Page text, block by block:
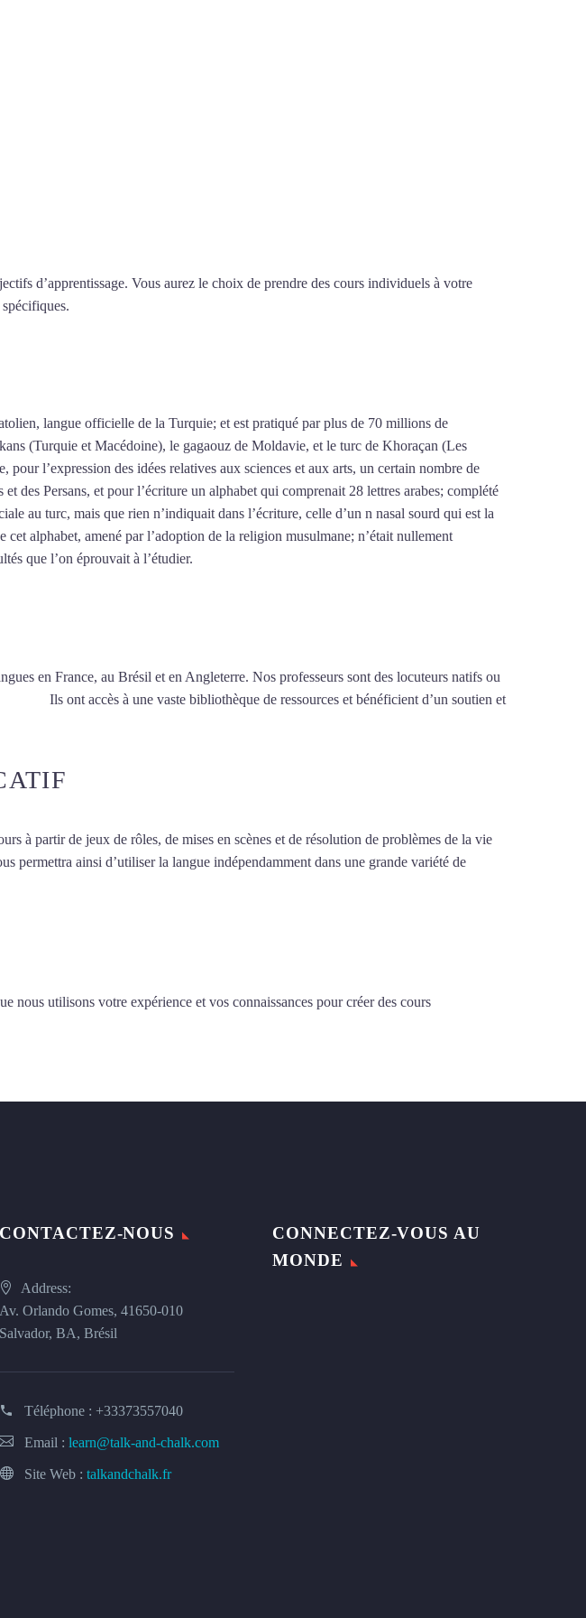
d’apprentissage. Vous aurez le choix de prendre des cours individuels à votre
langue officielle de la Turquie; et est pratiqué par plus de 70 millions de
(Turquie et Macédoine), le gagaouz de Moldavie, et le turc de Khoraçan (Les
l’expression des idées relatives aux sciences et aux arts, un certain nombre de
des Persans, et pour l’écriture un alphabet qui comprenait 28 lettres arabes; complété
au turc, mais que rien n’indiquait dans l’écriture, celle d’un n nasal sourd qui est la
alphabet, amené par l’adoption de la religion musulmane; n’était nullement
que l’on éprouvait à l’étudier.
en France, au Brésil et en Angleterre. Nos professeurs sont des locuteurs natifs ou
Ils ont accès à une vaste bibliothèque de ressources et bénéficient d’un soutien et
à partir de jeux de rôles, de mises en scènes et de résolution de problèmes de la vie
ainsi d’utiliser la langue indépendamment dans une grande variété de
nous utilisons votre expérience et vos connaissances pour créer des cours
CONTACTEZ-NOUS
Address:
Av. Orlando Gomes, 41650-010
Salvador, BA, Brésil
Téléphone : +33373557040
Email : learn@talk-and-chalk.com
Site Web : talkandchalk.fr
CONNECTEZ-VOUS AU
MONDE